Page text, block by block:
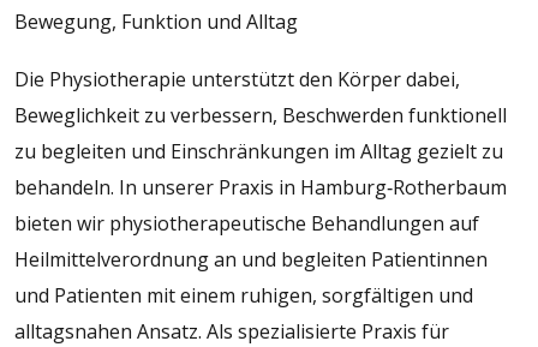
Bewegung, Funktion und Alltag
Die Physiotherapie unterstützt den Körper dabei,
Beweglichkeit zu verbessern, Beschwerden funktionell
zu begleiten und Einschränkungen im Alltag gezielt zu
behandeln. In unserer Praxis in Hamburg‑Rotherbaum
bieten wir physiotherapeutische Behandlungen auf
Heilmittelverordnung an und begleiten Patientinnen
und Patienten mit einem ruhigen, sorgfältigen und
alltagsnahen Ansatz. Als spezialisierte Praxis für